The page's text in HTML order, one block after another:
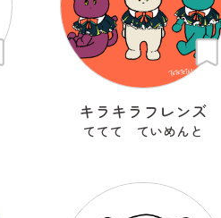
キラキラフレンズ
ててて ていめんと